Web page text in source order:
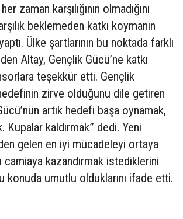
zaman karşılığının olmadığını
beklemeden katkı koymanın
Ülke şartlarının bu noktada farklı
Altay, Gençlik Gücü’ne katkı
teşekkür etti. Gençlik
zirve olduğunu dile getiren
artık hedefi başa oynamak,
Kupalar kaldırmak” dedi. Yeni
gelen en iyi mücadeleyi ortaya
camiaya kazandırmak istediklerini
konuda umutlu olduklarını ifade etti.